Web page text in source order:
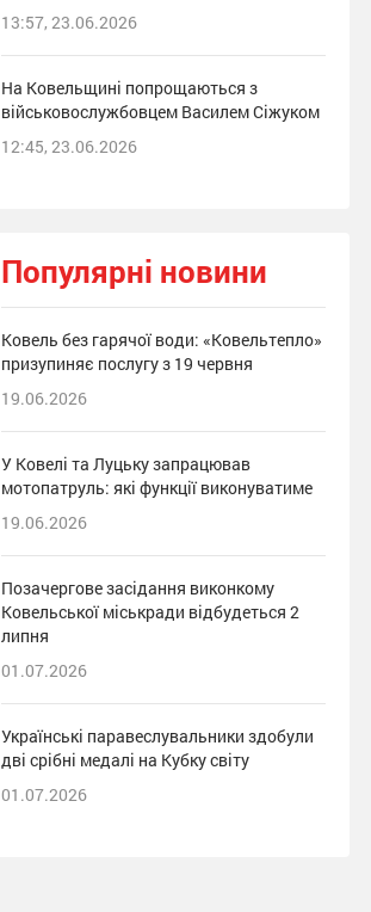
13:57, 23.06.2026
На Ковельщині попрощаються з
військовослужбовцем Василем Сіжуком
12:45, 23.06.2026
Популярні новини
Ковель без гарячої води: «Ковельтепло»
призупиняє послугу з 19 червня
19.06.2026
У Ковелі та Луцьку запрацював
мотопатруль: які функції виконуватиме
19.06.2026
Позачергове засідання виконкому
Ковельської міськради відбудеться 2
липня
01.07.2026
Українські паравеслувальники здобули
дві срібні медалі на Кубку світу
01.07.2026